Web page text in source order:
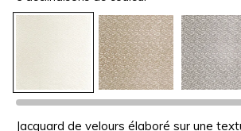
Jacquard de velours élaboré sur une